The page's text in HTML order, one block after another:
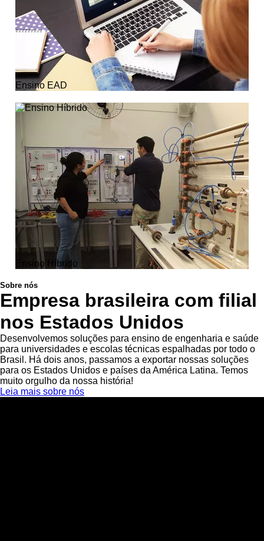
Ensino EAD
Ensino Híbrido
Sobre nós
Empresa brasileira com filial
nos Estados Unidos
Desenvolvemos soluções para ensino de engenharia e saúde
para universidades e escolas técnicas espalhadas por todo o
Brasil. Há dois anos, passamos a exportar nossas soluções
para os Estados Unidos e países da América Latina. Temos
muito orgulho da nossa história!
Leia mais sobre nós